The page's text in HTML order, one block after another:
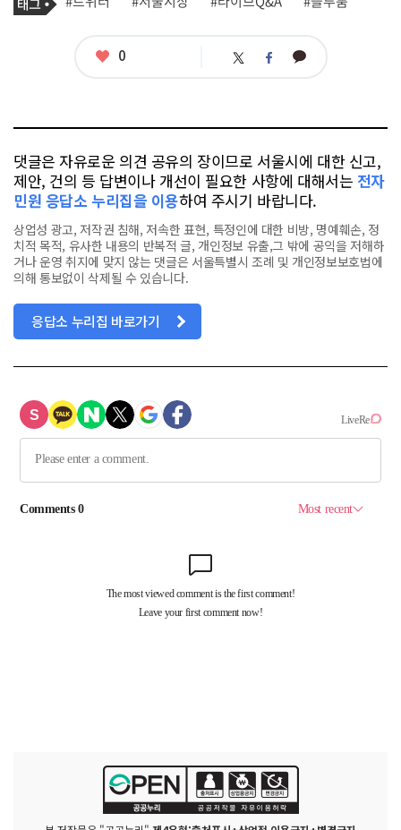
사
그
좋
0 트 페 카
댓글은 자유로운 의견 공유의 장이므로 서울시에 대한 신고,
제안, 건의 등 답변이나 개선이 필요한 사항에 대해서는 전자
민원 응답소 누리집을 이용하여 주시기 바랍니다.
상업성 광고, 저작권 침해, 저속한 표현, 특정인에 대한 비방, 명예훼손, 정
치적 목적, 유사한 내용의 반복적 글, 개인정보 유출,그 밖에 공익을 저해하
거나 운영 취지에 맞지 않는 댓글은 서울특별시 조례 및 개인정보보호법에
의해 통보없이 삭제될 수 있습니다.
응답소 누리집 바로가기